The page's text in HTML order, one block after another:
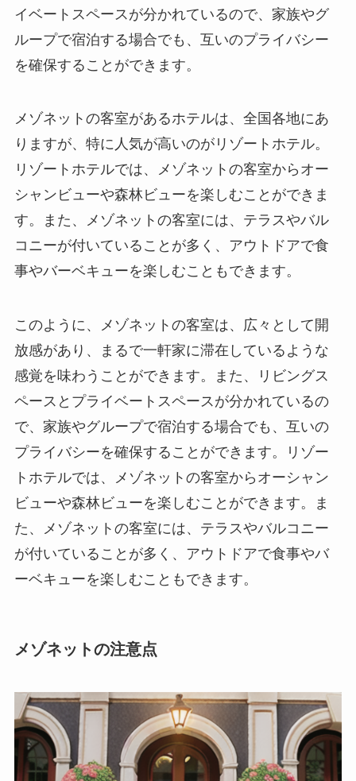
イベートスペースが分かれているので、家族やグ
ループで宿泊する場合でも、互いのプライバシー
を確保することができます。
メゾネットの客室があるホテルは、全国各地にあ
りますが、特に人気が高いのがリゾートホテル。
リゾートホテルでは、メゾネットの客室からオー
シャンビューや森林ビューを楽しむことができま
す。また、メゾネットの客室には、テラスやバル
コニーが付いていることが多く、アウトドアで食
事やバーベキューを楽しむこともできます。
このように、メゾネットの客室は、広々として開
放感があり、まるで一軒家に滞在しているような
感覚を味わうことができます。また、リビングス
ペースとプライベートスペースが分かれているの
で、家族やグループで宿泊する場合でも、互いの
プライバシーを確保することができます。リゾー
トホテルでは、メゾネットの客室からオーシャン
ビューや森林ビューを楽しむことができます。ま
た、メゾネットの客室には、テラスやバルコニー
が付いていることが多く、アウトドアで食事やバ
ーベキューを楽しむこともできます。
メゾネットの注意点